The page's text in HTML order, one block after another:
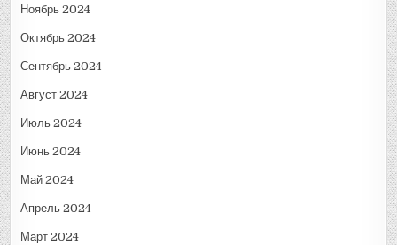
Ноябрь 2024
Октябрь 2024
Сентябрь 2024
Август 2024
Июль 2024
Июнь 2024
Май 2024
Апрель 2024
Март 2024